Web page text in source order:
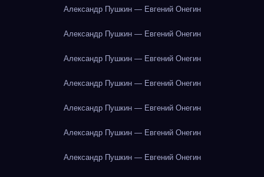
Александр Пушкин — Евгений Онегин
Александр Пушкин — Евгений Онегин
Александр Пушкин — Евгений Онегин
Александр Пушкин — Евгений Онегин
Александр Пушкин — Евгений Онегин
Александр Пушкин — Евгений Онегин
Александр Пушкин — Евгений Онегин